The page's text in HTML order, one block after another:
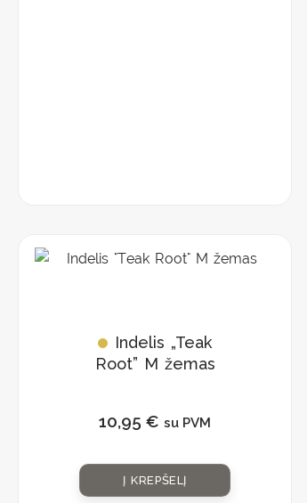
Indelis „Teak
Root” M žemas
10,95 € su PVM
Į KREPŠELĮ